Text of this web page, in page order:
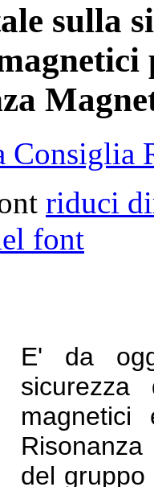
sulla
Consiglia
riduci
font
E' da
magnetici
del